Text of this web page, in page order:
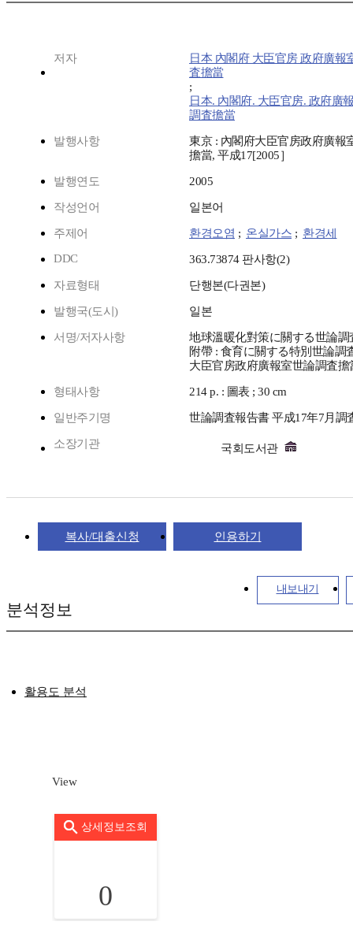
저자
日本 內閣府 大臣官房 政府廣報
査擔當
;
日本. 內閣府. 大臣官房. 政府廣
調査擔當
발행사항
東京 : 內閣府大臣官房政府廣報
擔當, 平成17[2005］
발행연도 2005
작성언어 일본어
주제어 환경오염 ; 온실가스 ; 환경세
DDC
363.73874 판사항(2)
자료형태 단행본(다권본)
발행국(도시) 일본
서명/저자사항
地球溫暖化對策に關する世論調
附帶 : 食育に關する特別世論調
大臣官房政府廣報室世論調査擔
형태사항 214 p. : 圖表 ; 30 cm
일반주기명 世論調査報告書 平成17年7月調
소장기관 국회도서관
복사/대출신청 인용하기
내보내기
분석정보
활용도 분석
View
상세정보조회
0